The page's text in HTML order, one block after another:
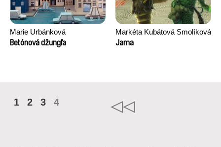
Marie Urbánková
Betónová džungľa
Markéta Kubátová Smolíková
Jama
1 2 3 4